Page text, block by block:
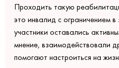
Проходить такую
это инвалид с ограничением
участники оставались
мнение, взаимодействовали
помогают настроиться на